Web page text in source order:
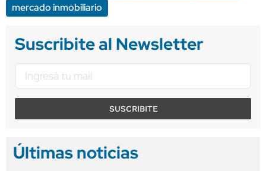
mercado inmobiliario
Suscribite al Newsletter
SUSCRIBITE
Últimas noticias